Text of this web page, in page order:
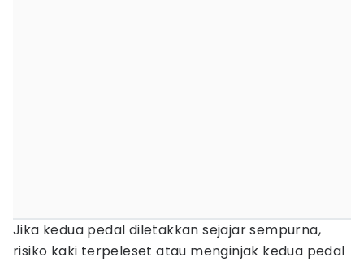
Jika kedua pedal diletakkan sejajar sempurna,
risiko kaki terpeleset atau menginjak kedua pedal